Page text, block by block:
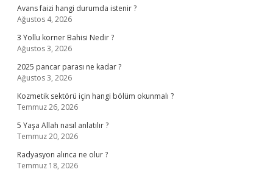
Avans faizi hangi durumda istenir ?
Ağustos 4, 2026
3 Yollu korner Bahisi Nedir ?
Ağustos 3, 2026
2025 pancar parası ne kadar ?
Ağustos 3, 2026
Kozmetik sektörü için hangi bölüm okunmalı ?
Temmuz 26, 2026
5 Yaşa Allah nasıl anlatılır ?
Temmuz 20, 2026
Radyasyon alınca ne olur ?
Temmuz 18, 2026